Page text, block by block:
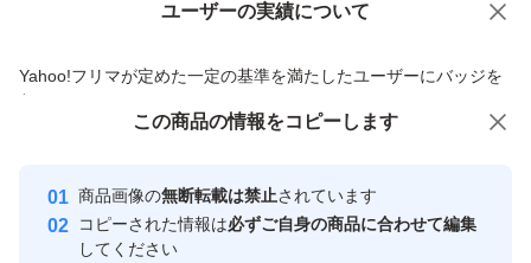
ユーザーの実績について
Yahoo!フリマが定めた一定の基準を満たしたユーザーにバッジを
付与しています
安心取引出品者
心・安全なユーザーです
取引実績
価格の相談 商品への質問
この商品の情報をコピーします
商品画像の無断転載は禁止されています
コピーされた情報は必ずご自身の商品に合わせて編集
してください
この商品をみている人にオススメ